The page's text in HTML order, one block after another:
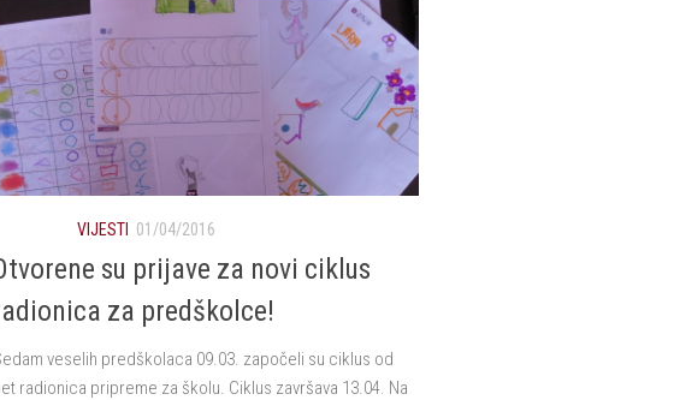
VIJESTI 01/04/2016
su prijave za novi ciklus
za predškolce!
veselih predškolaca 09.03. započeli su ciklus od
radionica pripreme za školu. Ciklus završava 13.04. Na